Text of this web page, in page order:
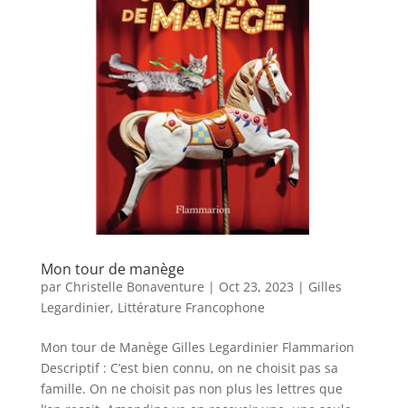
Mon tour de manège
par Christelle Bonaventure | Oct 23, 2023 | Gilles
Legardinier, Littérature Francophone
Mon tour de Manège Gilles Legardinier Flammarion
Descriptif : C’est bien connu, on ne choisit pas sa
famille. On ne choisit pas non plus les lettres que